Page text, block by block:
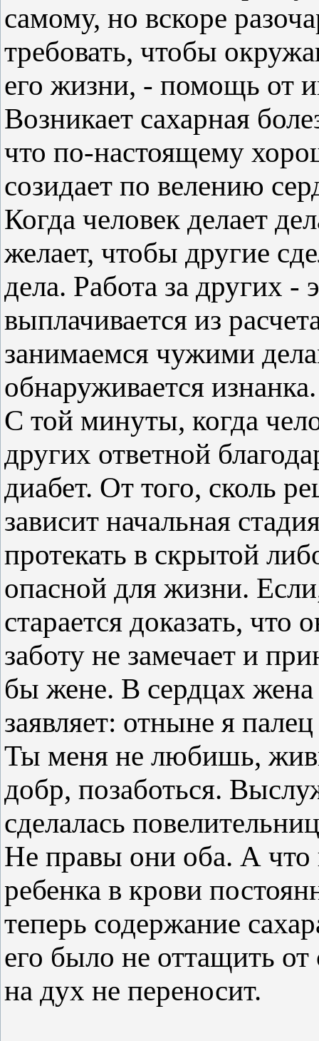
самому, но вскоре
требовать, чтобы
его жизни, - помощь от
Возникает сахарная
что по-настоящему
созидает по велению
Когда человек делает
желает, чтобы другие
дела. Работа за других -
выплачивается из
занимаемся чужими
обнаруживается изнанка.
С той минуты, когда
других ответной
диабет. От того, сколь
зависит начальная
протекать в скрытой
опасной для жизни.
старается доказать,
заботу не замечает и
бы жене. В сердцах жена
заявляет: отныне я
Ты меня не любишь,
добр, позаботься.
сделалась
Не правы они оба. А что
ребенка в крови
теперь содержание
его было не оттащить
на дух не переносит.